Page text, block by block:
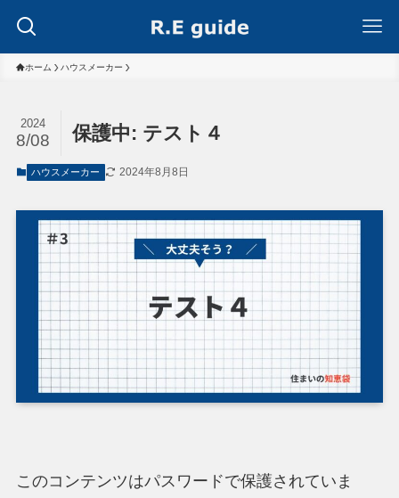
ホーム ハウスメーカー
保護中: テスト４
2024
8/08
ハウスメーカー 2024年8月8日
このコンテンツはパスワードで保護されていま